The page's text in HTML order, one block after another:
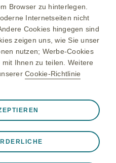
Sie exklusiven Zugang zu
Mit unserem E-Mail
Produktinformationen,
und vieles mehr.
Newsletter erhalten
Browser zu hinterlegen.
Internetseiten nicht
Cookies hingegen sind
zeigen uns, wie Sie unser
nutzen; Werbe-Cookies
Ihnen zu teilen. Weitere
Cookie-Richtlinie
erforderliche Cookies
❮
während eines
Cookie- und Tag-